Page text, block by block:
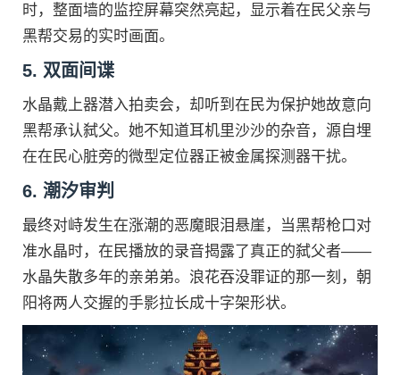
时，整面墙的监控屏幕突然亮起，显示着在民父亲与
黑帮交易的实时画面。
5. 双面间谍
水晶戴上器潜入拍卖会，却听到在民为保护她故意向
黑帮承认弑父。她不知道耳机里沙沙的杂音，源自埋
在在民心脏旁的微型定位器正被金属探测器干扰。
6. 潮汐审判
最终对峙发生在涨潮的恶魔眼泪悬崖，当黑帮枪口对
准水晶时，在民播放的录音揭露了真正的弑父者——
水晶失散多年的亲弟弟。浪花吞没罪证的那一刻，朝
阳将两人交握的手影拉长成十字架形状。